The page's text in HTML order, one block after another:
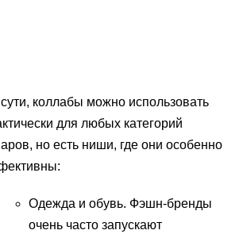
коллабы можно использовать
для любых категорий
но есть ниши, где они особенно
Одежда и обувь. Фэшн-бренды
очень часто запускают